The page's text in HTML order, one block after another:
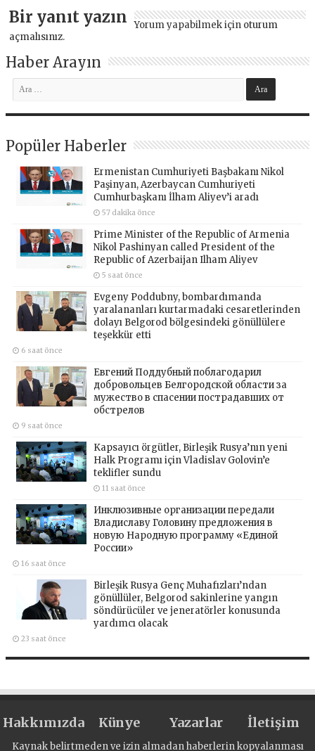
Bir yanıt yazın Yorum yapabilmek için oturum
açmalısınız.
Haber Arayın
Popüler Haberler
Ermenistan Cumhuriyeti Başbakanı Nikol
Paşinyan, Azerbaycan Cumhuriyeti
Cumhurbaşkanı İlham Aliyev’i aradı
57 dakika önce
Prime Minister of the Republic of Armenia
Nikol Pashinyan called President of the
Republic of Azerbaijan Ilham Aliyev
5 saat önce
Evgeny Poddubny, bombardımanda
yaralananları kurtarmadaki cesaretlerinden
dolayı Belgorod bölgesindeki gönüllülere
teşekkür etti
6 saat önce
Евгений Поддубный поблагодарил
добровольцев Белгородской области за
мужество в спасении пострадавших от
обстрелов
9 saat önce
Kapsayıcı örgütler, Birleşik Rusya’nın yeni
Halk Programı için Vladislav Golovin’e
teklifler sundu
11 saat önce
Инклюзивные организации передали
Владиславу Головину предложения в
новую Народную программу «Единой
России»
16 saat önce
Birleşik Rusya Genç Muhafızları’ndan
gönüllüler, Belgorod sakinlerine yangın
söndürücüler ve jeneratörler konusunda
yardımcı olacak
23 saat önce
Hakkımızda Künye Yazarlar İletişim
Kaynak belirtmeden ve izin almadan haberlerin kopyalanması